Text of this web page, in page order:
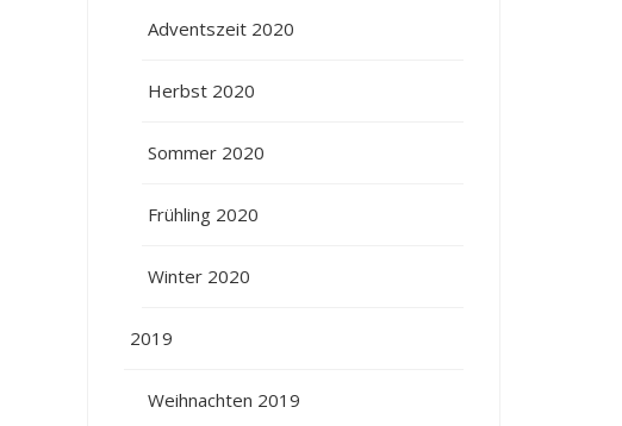
Adventszeit 2020
Herbst 2020
Sommer 2020
Frühling 2020
Winter 2020
2019
Weihnachten 2019